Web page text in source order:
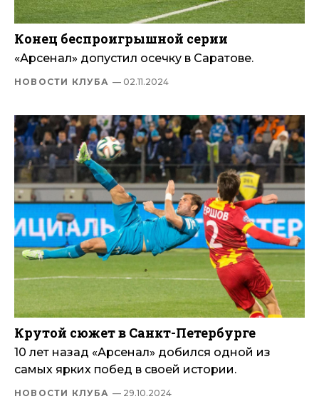
Конец беспроигрышной серии
«Арсенал» допустил осечку в Саратове.
НОВОСТИ КЛУБА — 02.11.2024
Крутой сюжет в Санкт-Петербурге
10 лет назад «Арсенал» добился одной из
самых ярких побед в своей истории.
НОВОСТИ КЛУБА — 29.10.2024